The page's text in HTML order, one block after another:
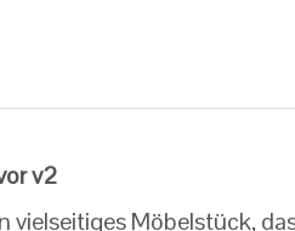
v2
vielseitiges Möbelstück,